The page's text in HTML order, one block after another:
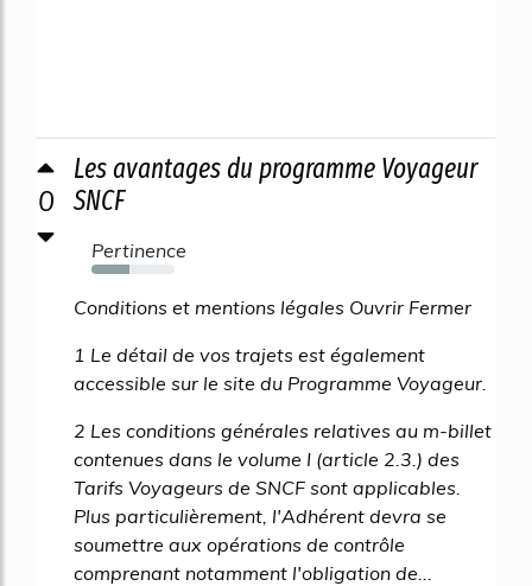
0
Les avantages du programme Voyageur
SNCF
Pertinence
45%
Conditions et mentions légales Ouvrir Fermer
1 Le détail de vos trajets est également
accessible sur le site du Programme Voyageur.
2 Les conditions générales relatives au m-billet
contenues dans le volume I (article 2.3.) des
Tarifs Voyageurs de SNCF sont applicables.
Plus particulièrement, l'Adhérent devra se
soumettre aux opérations de contrôle
comprenant notamment l'obligation de...